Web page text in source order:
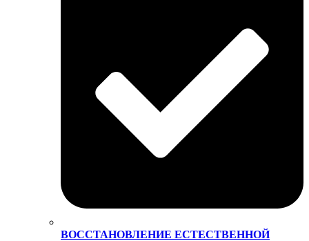
ВОССТАНОВЛЕНИЕ ЕСТЕСТВЕННОЙ